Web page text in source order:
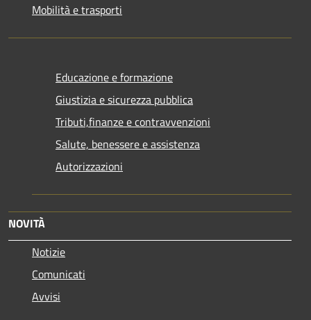
Mobilità e trasporti
Educazione e formazione
Giustizia e sicurezza pubblica
Tributi,finanze e contravvenzioni
Salute, benessere e assistenza
Autorizzazioni
NOVITÀ
Notizie
Comunicati
Avvisi